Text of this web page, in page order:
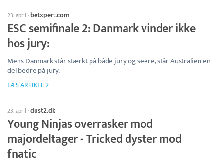
23. april · betxpert.com
ESC semifinale 2: Danmark vinder ikke
hos jury:
Mens Danmark står stærkt på både jury og seere, står Australien en
del bedre på jury.
LÆS ARTIKEL
23. april ·dust2.dk
Young Ninjas overrasker mod
majordeltager - Tricked dyster mod
fnatic